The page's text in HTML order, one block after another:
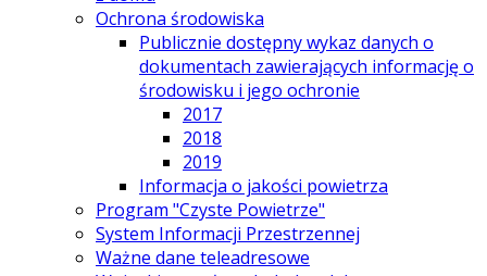
Ochrona środowiska
Publicznie dostępny wykaz danych o
dokumentach zawierających informację o
środowisku i jego ochronie
2017
2018
2019
Informacja o jakości powietrza
Program "Czyste Powietrze"
System Informacji Przestrzennej
Ważne dane teleadresowe